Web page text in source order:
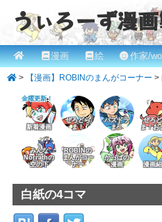
うぃろーず漫
ROBINとかっぱの漫画ス
メ
イ
メ
イ
ン
ン
テ
ン
サ
ブ
コ
テ
ン
ツ
漫画 絵 作家/
> 【漫画】ROBINのまんがコーナー >
新着漫画
金曜更新！
ぜろどら
ま！
パズドラ
ま！
ぜろ
ま！お
みんな
Norrathの
空の下
ROBINの
まんがコー
ナー
かっぱの
漫画
漫画
白紙の4コマ